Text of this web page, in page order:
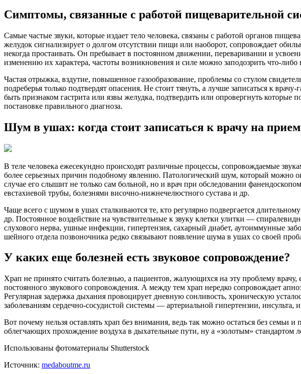
Симптомы, связанные с работой пищеварительной
Самые частые звуки, которые издает тело человека, связаны с работой органов
желудок сигнализирует о долгом отсутствии пищи или наоборот, сопровождает
некогда простаивать. Он пребывает в постоянном движении, переваривании и
изменению их характера, частоты возникновения и силе можно заподозрить что-либо
Частая отрыжка, вздутие, повышенное газообразование, проблемы со стулом
подреберья только подтвердят опасения. Не стоит тянуть, а лучше записаться к
быть признаком гастрита или язвы желудка, подтвердить или опровергнуть
постановке правильного диагноза.
Шум в ушах: когда стоит записаться к врачу​ на
В теле человека ежесекундно происходят различные процессы, сопровождаемые
более серьезных причин подобному явлению. Патологический шум, который
случае его слышит не только сам больной, но и врач при обследовании
евстахиевой трубы, болезнями височно-нижнечелюстного сустава и др.
Чаще всего с шумом в ушах сталкиваются те, кто регулярно подвергается
др. Постоянное воздействие на чувствительные к звуку клетки улитки —
слухового нерва, ушные инфекции, гипертензия, сахарный диабет, аутоиммунные
шейного отдела позвоночника редко связывают появление шума в ушах со своей
У каких еще болезней есть звуковое сопровождение?
Храп не принято считать болезнью, а пациентов, жалующихся на эту проблему
постоянного звукового сопровождения. А между тем храп нередко сопровождает
Регулярная задержка дыхания провоцирует дневную сонливость, хроническую
заболеваниям сердечно-сосудистой системы — артериальной гипертензии, инсульта,
Вот почему нельзя оставлять храп без внимания, ведь так можно остаться без
облегчающих прохождение воздуха в дыхательные пути, ну а «золотым»
Использованы фотоматериалы Shutterstock
Источник: medaboutme.ru